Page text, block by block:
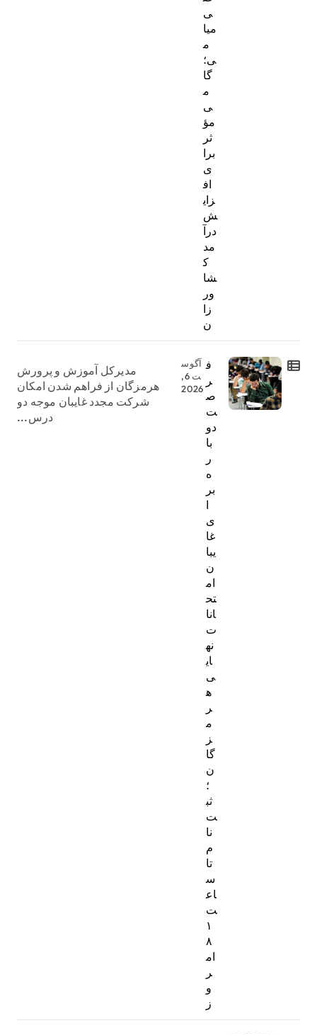
ی
میا
م
ی؛
گا
م
ی
مؤ
ثر
برا
ی
اف
زای
ش
درآ
مد
ک
شا
ور
زا
ن
ف
ر
ص
ت
دو
با
ر
ه
بر
ا
ی
غا
یبا
ن
ام
تح
انا
ت
نه
ای
ی
ه
ر
م
ز
گا
ن
؛
ثب
ت‌
نا
م
تا
س
اع
ت
۱
۸
ام
ر
و
ز
آگوس
ت 6,
2026
مدیرکل آموزش و پرورش
هرمزگان از فراهم شدن امکان
شرکت مجدد غایبان موجه دو
درس...